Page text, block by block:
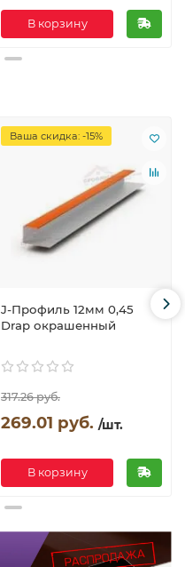
В корзину
Ваша скидка: -15%
J-Профиль 12мм 0,45
Drap окрашенный
317.26 руб.
269.01 руб. /шт.
В корзину